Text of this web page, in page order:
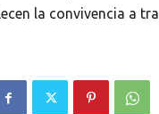
la convivencia a